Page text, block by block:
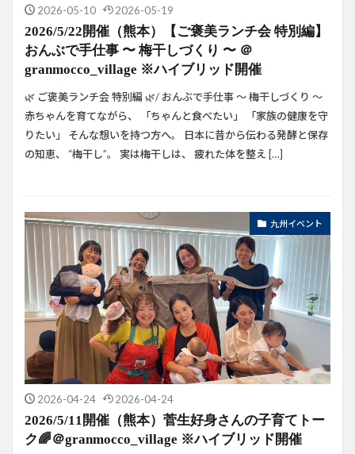
2026-05-10 2026-05-19
2026/5/22開催（熊本）【ご褒美ランチ会 特別編】
おんぶで手仕事 〜 梅干しづくり 〜 ＠
granmocco_village ※ハイブリッド開催
🌿 ご褒美ランチ会 特別編 🌿/ おんぶで手仕事 〜 梅干しづくり 〜
赤ちゃんを育てながら、 「ちゃんと食べたい」 「家族の健康を守
りたい」 そんな想いを持つ方へ。 日本に昔から伝わる発酵と保存
の知恵、 “梅干し”。 実は梅干しは、 疲れた体を整え […]
九州イベント
2026-04-24 2026-04-24
2026/5/11開催（熊本）菅生好身さんの子育てトー
ク🌈＠granmocco_village ※ハイブリッド開催